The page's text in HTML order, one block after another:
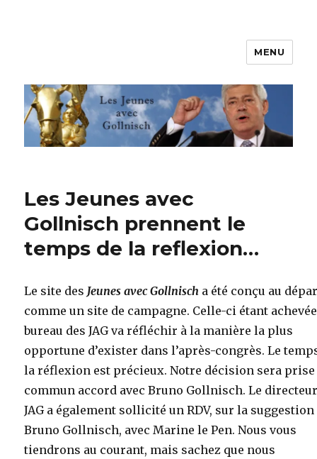
Les jeunes avec Gollnisch
MENU
Les Jeunes avec
Gollnisch prennent le
temps de la reflexion…
Le site des Jeunes avec Gollnisch a été conçu au
comme un site de campagne. Celle-ci étant
bureau des JAG va réfléchir à la manière la plus
opportune d’exister dans l’après-congrès. Le
la réflexion est précieux. Notre décision sera prise
commun accord avec Bruno Gollnisch. Le
JAG a également sollicité un RDV, sur la suggestion
Bruno Gollnisch, avec Marine le Pen. Nous vous
tiendrons au courant, mais sachez que nous